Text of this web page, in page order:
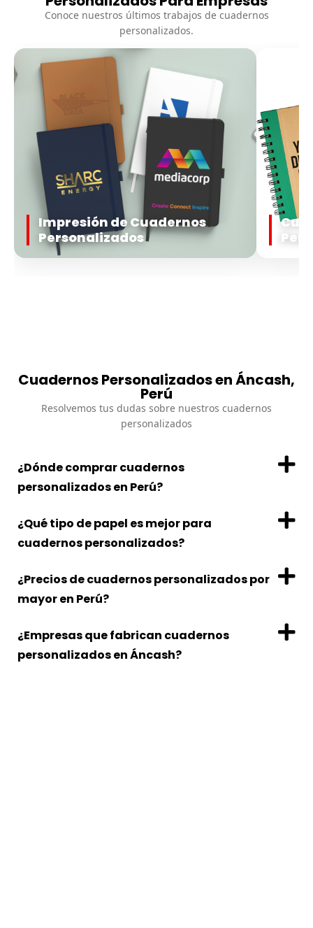
Conoce nuestros últimos trabajos de cuadernos
personalizados.
Impresión de Cuadernos
Personalizados
Cuadernos Personalizados en Áncash,
Perú
Resolvemos tus dudas sobre nuestros cuadernos
personalizados
¿Dónde comprar cuadernos
personalizados en Perú?
¿Qué tipo de papel es mejor para
cuadernos personalizados?
¿Precios de cuadernos personalizados por
mayor en Perú?
¿Empresas que fabrican cuadernos
personalizados en Áncash?